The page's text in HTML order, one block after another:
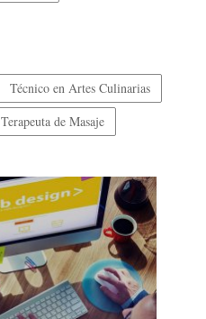
Técnico en Artes Culinarias
Terapeuta de Masaje